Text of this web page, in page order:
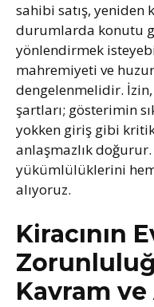
sahibi satış,
durumlarda konutu
yönlendirmek
mahremiyeti ve
dengelenmelidir.
şartları; gösterimin
yokken giriş gibi
anlaşmazlık
yükümlülüklerini
alıyoruz.
Kiracının
Kavram